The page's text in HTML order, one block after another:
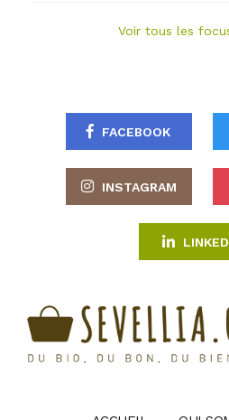
Voir tous les
FACEBOOK
INSTAGRAM